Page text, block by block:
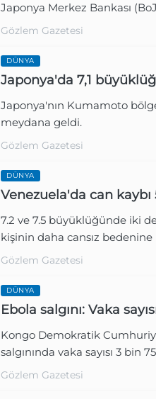
Japonya Merkez Bankası
Gözlem Gazetesi
DÜNYA
Japonya'da 7,1
Japonya'nın Kumamoto
meydana geldi.
Gözlem Gazetesi
DÜNYA
Venezuela'da can
7.2 ve 7.5 büyüklüğünde iki
kişinin daha cansız bedenine
Gözlem Gazetesi
DÜNYA
Ebola salgını: Vaka
Kongo Demokratik
salgınında vaka sayısı 3 bin
Gözlem Gazetesi